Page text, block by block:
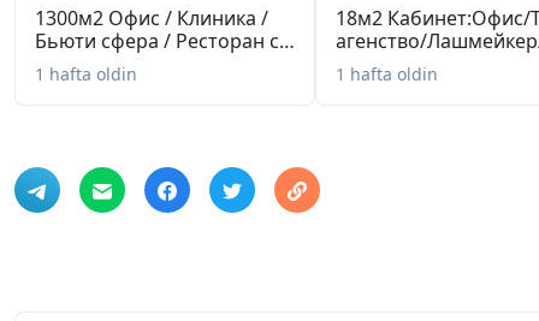
1300м2 Офис / Клиника /
Бьюти сфера / Ресторан с
т...
1 hafta oldin
18м2 Кабинет:Офис/
агенство/
Психолог
1 hafta oldin